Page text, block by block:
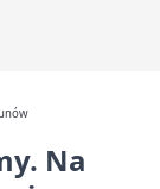
Na